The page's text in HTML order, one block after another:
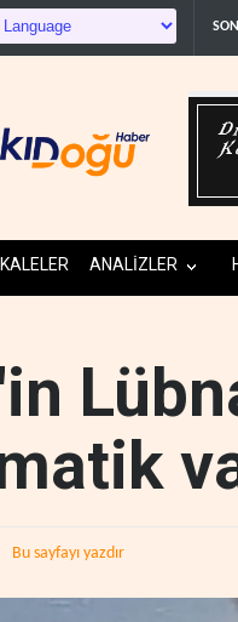
Gazeteci Magnier: Trump,
ANALİZLER
Bu sayfayı yazdır